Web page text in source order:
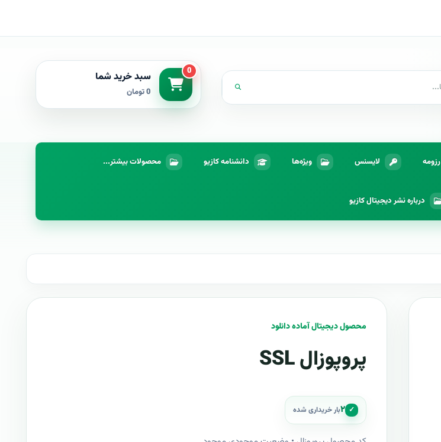
0 سبد خرید شما
0 تومان
رزومه لایسنس ویژه‌ها دانشنامه کازیو محصولات بیشتر...
درباره نشر دیجیتال کازیو
محصول دیجیتال آماده دانلود
پروپوزال SSL
✓ ۲بار خریداری شده